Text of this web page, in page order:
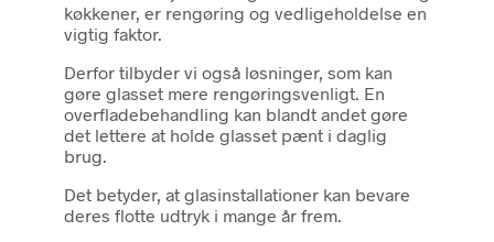
køkkener, er rengøring og vedligeholdelse en
vigtig faktor.
Derfor tilbyder vi også løsninger, som kan
gøre glasset mere rengøringsvenligt. En
overfladebehandling kan blandt andet gøre
det lettere at holde glasset pænt i daglig
brug.
Det betyder, at glasinstallationer kan bevare
deres flotte udtryk i mange år frem.